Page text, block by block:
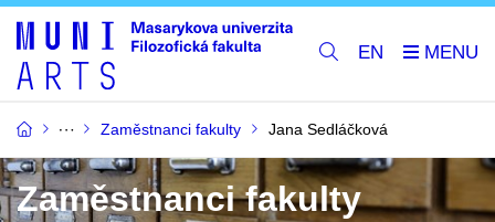
EN
Zaměstnanci fakulty Jana Sedláčková
Zaměstnanci fakulty